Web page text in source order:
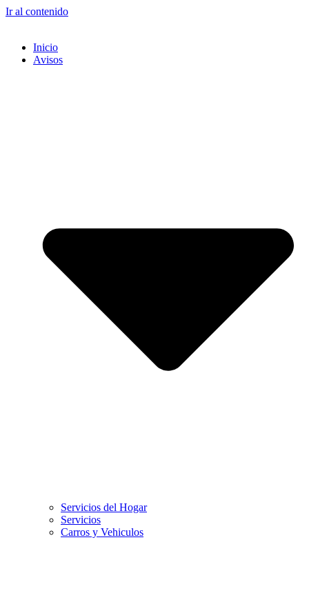
Ir al contenido
Inicio
Avisos
Servicios del Hogar
Servicios
Carros y Vehiculos